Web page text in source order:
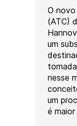
O
(ATC)
um
nesse
um
é